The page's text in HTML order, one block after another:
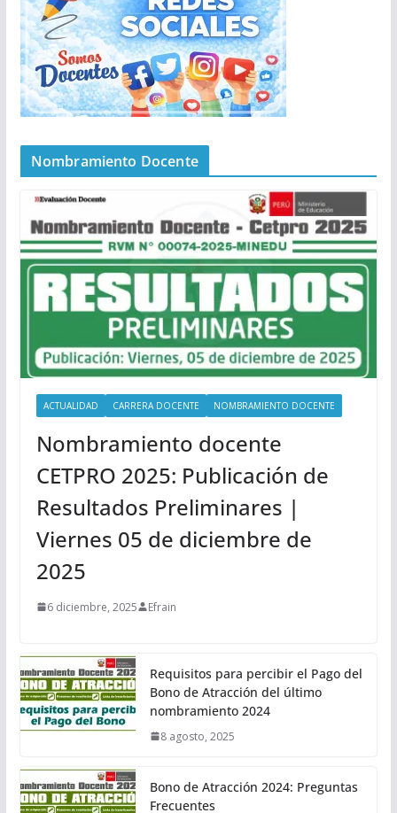
Nombramiento Docente
ACTUALIDAD CARRERA DOCENTE NOMBRAMIENTO DOCENTE
Nombramiento docente
CETPRO 2025: Publicación de
Resultados Preliminares |
Viernes 05 de diciembre de
2025
6 diciembre, 2025 Efrain
Requisitos para percibir el Pago del
Bono de Atracción del último
nombramiento 2024
8 agosto, 2025
Bono de Atracción 2024: Preguntas
Frecuentes